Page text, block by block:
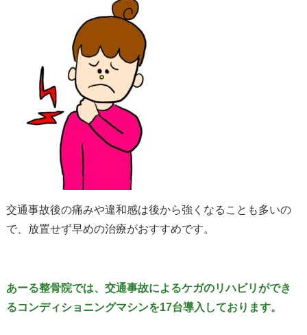
交通事故後の痛みや違和感は後から強くなることも多いの
で、放置せず早めの治療がおすすめです。
あーる整骨院では、交通事故によるケガのリハビリができ
るコンディショニングマシンを17台導入しております。